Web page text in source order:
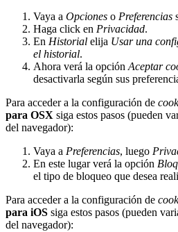
Vaya a Opciones o Preferencias
Haga click en Privacidad.
En Historial elija Usar una
el historial.
Ahora verá la opción Aceptar
desactivarla según sus
Para acceder a la configuración de
para OSX siga estos pasos (pueden
del navegador):
Vaya a Preferencias, luego
En este lugar verá la opción
el tipo de bloqueo que desea
Para acceder a la configuración de
para iOS siga estos pasos (pueden
del navegador):